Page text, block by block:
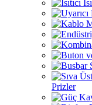
Prizler